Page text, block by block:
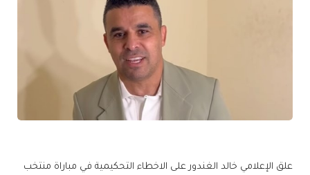
علق الإعلامي خالد الغندور على الاخطاء التحكيمية في مباراة منتخب